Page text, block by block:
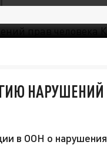
НАРУШЕНИЙ
в ООН о